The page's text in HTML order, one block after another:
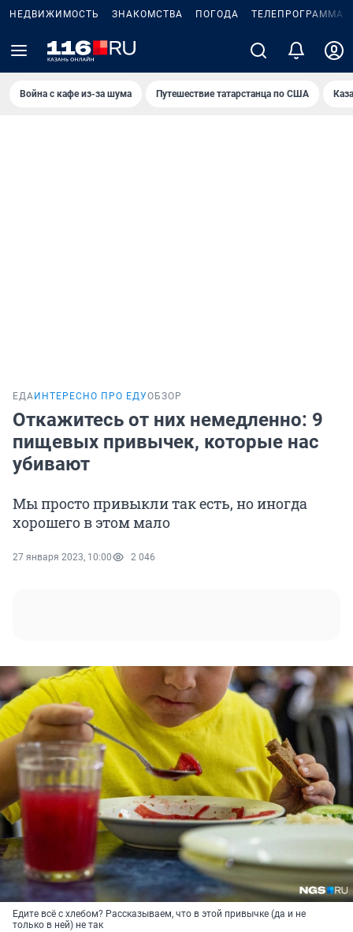
НЕДВИЖИМОСТЬ ЗНАКОМСТВА ПОГОДА ТЕЛЕПРОГРАММА
Война с кафе из-за шума Путешествие татарстанца по США
ЕДА ИНТЕРЕСНО ПРО ЕДУОБЗОР
Откажитесь от них немедленно: 9
пищевых привычек, которые нас
убивают
Мы просто привыкли так есть, но иногда
хорошего в этом мало
27 января 2023, 10:00 2 046
Едите всё с хлебом? Рассказываем, что в этой привычке (да и не
только в ней) не так